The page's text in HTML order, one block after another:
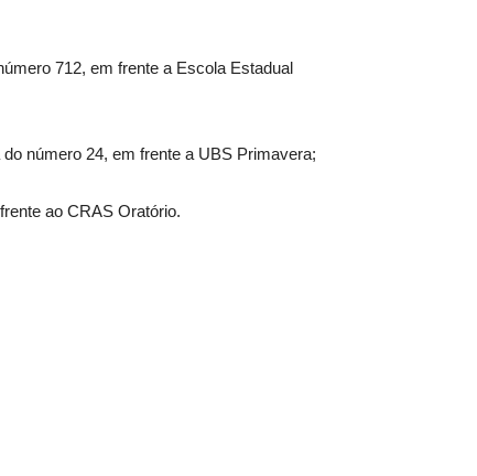
712, em frente a Escola Estadual
número 24, em frente a UBS Primavera;
ao CRAS Oratório.